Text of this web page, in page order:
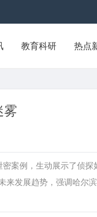
教育科研 热点
雾
案例，生动展示了侦探
来发展趋势，强调哈尔